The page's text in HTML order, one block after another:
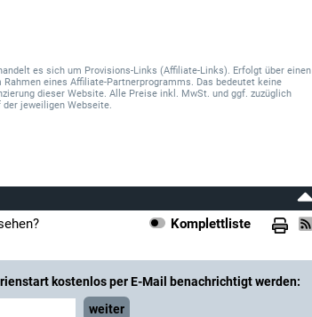
es sich um Provisions-Links (Affiliate-Links). Erfolgt über einen
eines Affiliate-Partnerprogramms. Das bedeutet keine
dieser Website. Alle Preise inkl. MwSt. und ggf. zuzüglich
jeweiligen Webseite.
Komplettliste
kostenlos per E-Mail benachrichtigt werden:
weiter